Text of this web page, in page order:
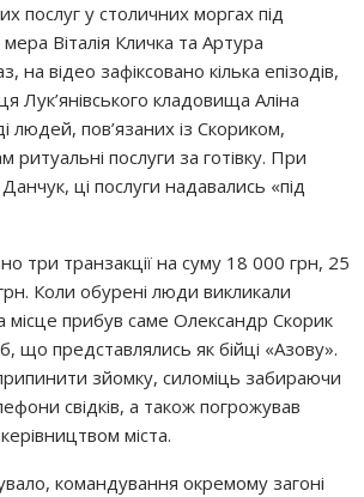
послуг у столичних моргах під
Віталія Кличка та Артура
на відео зафіксовано кілька епізодів,
Лук’янівського кладовища Аліна
людей, пов’язаних із Скориком,
ритуальні послуги за готівку. При
ці послуги надавались «під
три транзакції на суму 18 000 грн, 25
Коли обурені люди викликали
місце прибув саме Олександр Скорик
що представлялись як бійці «Азову».
зйомку, силоміць забираючи
свідків, а також погрожував
міста.
командування окремому загоні